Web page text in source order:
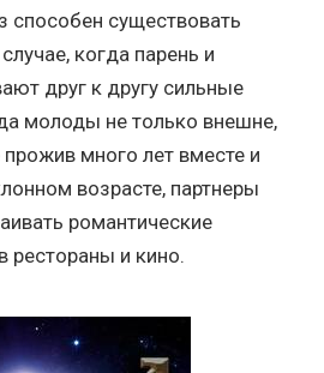
существовать
когда парень и
друг к другу сильные
молоды не только внешне,
много лет вместе и
возрасте, партнеры
романтические
рестораны и кино.